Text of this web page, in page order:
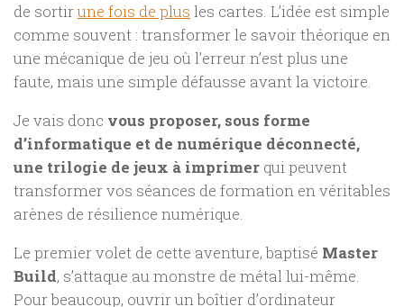
de sortirune fois de plus les cartes. L’idée est simple
comme souvent : transformer le savoir théorique en
une mécanique de jeu où l’erreur n’est plus une
faute, mais une simple défausse avant la victoire.
Je vais donc vous proposer, sous forme
d’informatique et de numérique déconnecté,
une trilogie de jeux à imprimer qui peuvent
transformer vos séances de formation en véritables
arènes de résilience numérique.
Le premier volet de cette aventure, baptisé Master
Build, s’attaque au monstre de métal lui-même.
Pour beaucoup, ouvrir un boîtier d’ordinateur